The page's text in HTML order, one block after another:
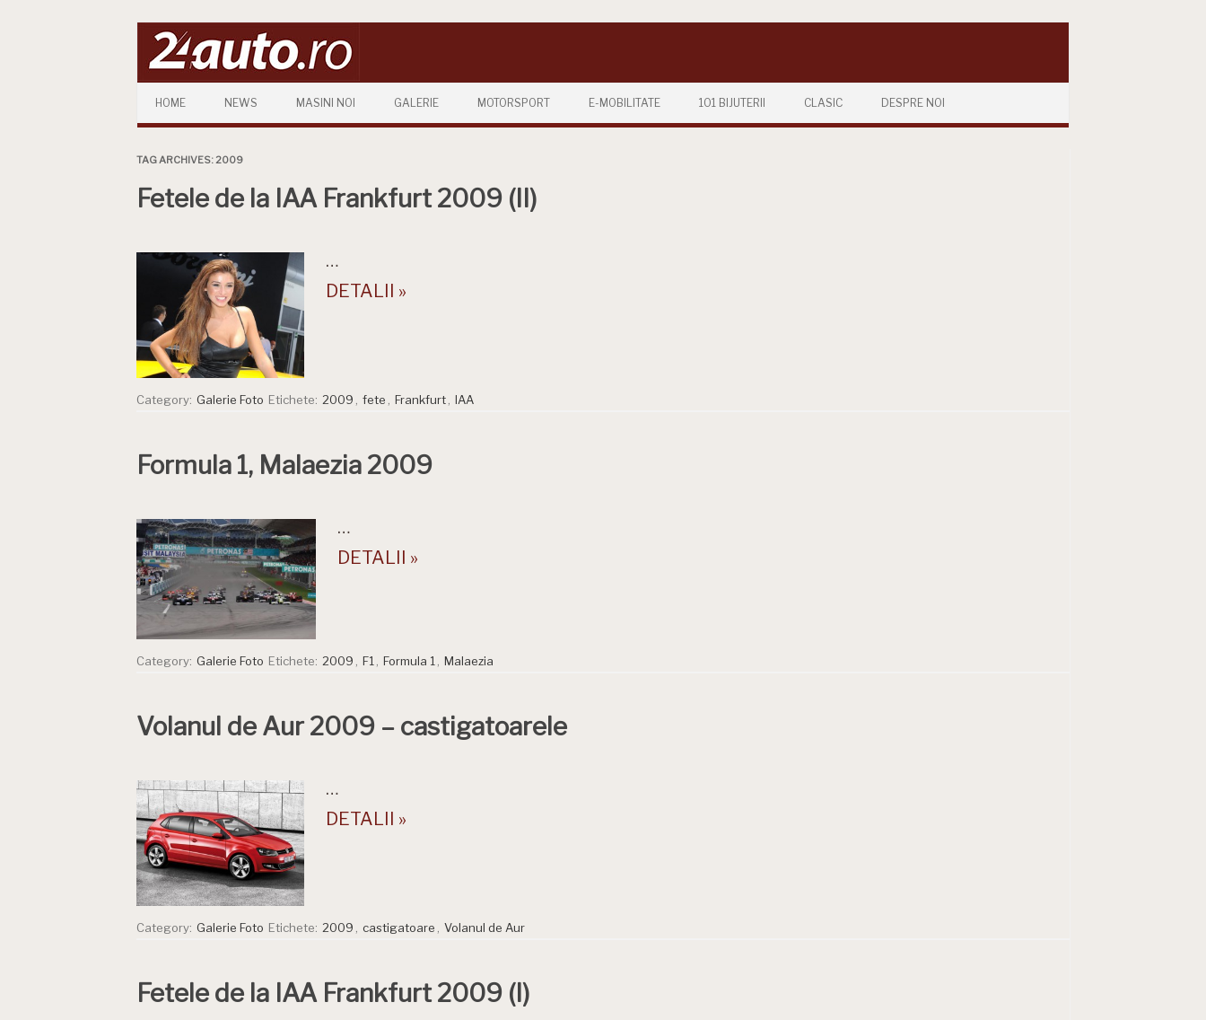
HOME NEWS MASINI NOI GALERIE MOTORSPORT E-MOBILITATE 101 BIJUTERII CLASIC DESPRE NOI
TAG ARCHIVES:2009
Fetele de la IAA Frankfurt 2009 (II)
…
DETALII »
Category: Galerie Foto Etichete: 2009 , fete , Frankfurt, IAA
Formula 1, Malaezia 2009
…
DETALII »
Category: Galerie Foto Etichete: 2009 F1 Formula 1 Malaezia
Volanul de Aur 2009 – castigatoarele
…
DETALII »
Category: Galerie Foto Etichete: 2009 castigatoare Volanul de Aur
Fetele de la IAA Frankfurt 2009 (I)